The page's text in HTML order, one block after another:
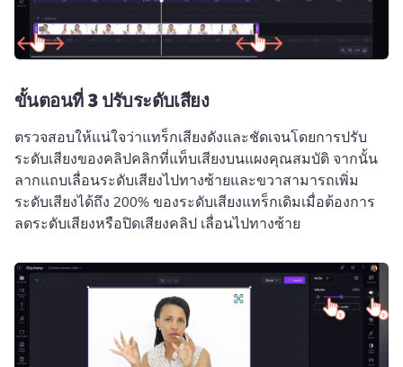
ขั้นตอนที่ 3 ปรับระดับเสียง
ตรวจสอบให้แน่ใจว่าแทร็กเสียงดังและชัดเจนโดยการปรับ
ระดับเสียงของคลิปคลิกที่แท็บเสียงบนแผงคุณสมบัติ จากนั้น
ลากแถบเลื่อนระดับเสียงไปทางซ้ายและขวาสามารถเพิ่ม
ระดับเสียงได้ถึง 200% ของระดับเสียงแทร็กเดิมเมื่อต้องการ
ลดระดับเสียงหรือปิดเสียงคลิป เลื่อนไปทางซ้าย